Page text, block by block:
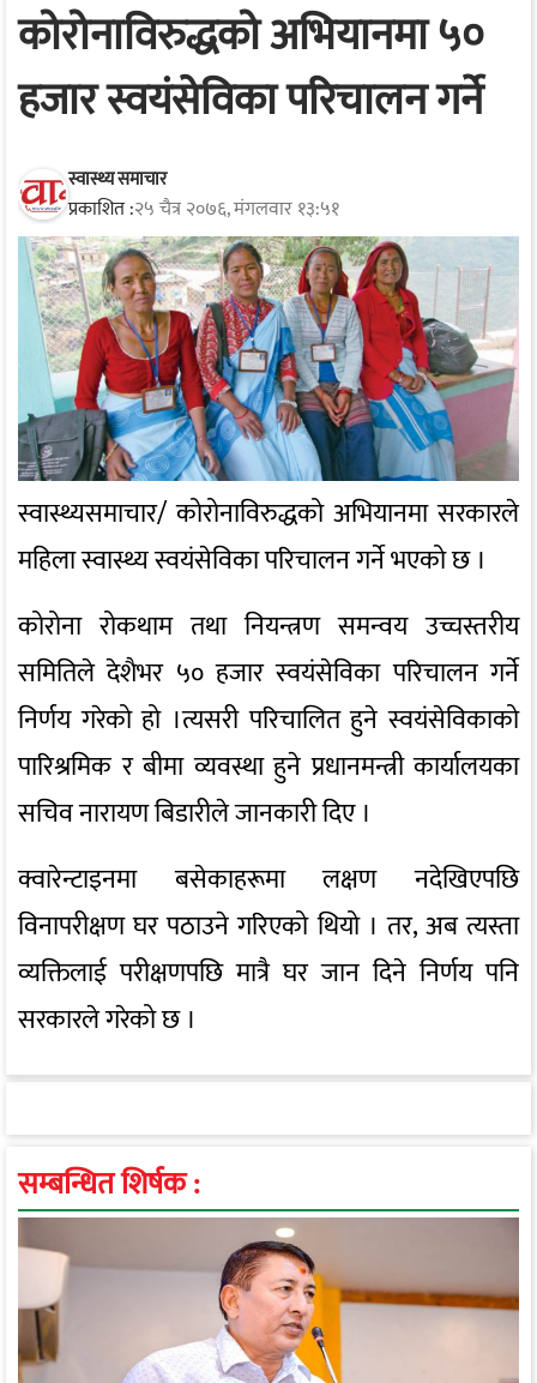
कोरोनाविरुद्धको अभियानमा ५०
हजार स्वयंसेविका परिचालन गर्ने
स्वास्थ्य समाचार
प्रकाशित :२५ चैत्र २०७६, मंगलवार १३:५१
स्वास्थ्यसमाचार/ कोरोनाविरुद्धको अभियानमा सरकारले
महिला स्वास्थ्य स्वयंसेविका परिचालन गर्ने भएको छ ।
कोरोना रोकथाम तथा नियन्त्रण समन्वय उच्चस्तरीय
समितिले देशैभर ५० हजार स्वयंसेविका परिचालन गर्ने
निर्णय गरेको हो ।त्यसरी परिचालित हुने स्वयंसेविकाको
पारिश्रमिक र बीमा व्यवस्था हुने प्रधानमन्त्री कार्यालयका
सचिव नारायण बिडारीले जानकारी दिए ।
क्वारेन्टाइनमा बसेकाहरूमा लक्षण नदेखिएपछि
विनापरीक्षण घर पठाउने गरिएको थियो । तर, अब त्यस्ता
व्यक्तिलाई परीक्षणपछि मात्रै घर जान दिने निर्णय पनि
सरकारले गरेको छ ।
सम्बन्धित शिर्षक :